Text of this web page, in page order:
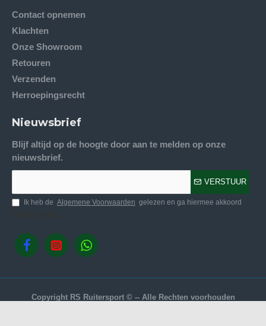
Contact opnemen
Klachten
Onze Showroom
Retouren
Verzenden
Herroepingsrecht
Nieuwsbrief
Blijf altijd op de hoogte door aan te melden op onze
nieuwsbrief.
VERSTUUR
Ik heb de Algemene Voorwaarden gelezen en ga hiermee akkoord
Copyright RS Ruitersport © -- Alle Rechten voorhouden